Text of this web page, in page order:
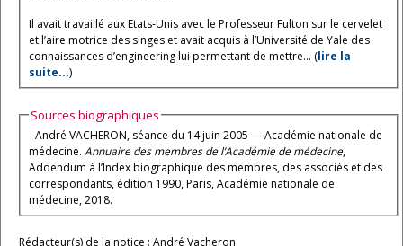
Il avait travaillé aux Etats-Unis avec le Professeur Fulton sur le cervelet
et l’aire motrice des singes et avait acquis à l’Université de Yale des
connaissances d’engineering lui permettant de mettre... (lire la
suite...)
Sources biographiques
- André VACHERON, séance du 14 juin 2005 — Académie nationale de
médecine. Annuaire des membres de l’Académie de médecine,
Addendum à l’Index biographique des membres, des associés et des
correspondants, édition 1990, Paris, Académie nationale de
médecine, 2018.
Rédacteur(s) de la notice : André Vacheron